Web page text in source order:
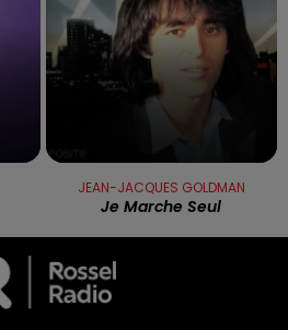
JEAN-JACQUES GOLDMAN
Je Marche Seul